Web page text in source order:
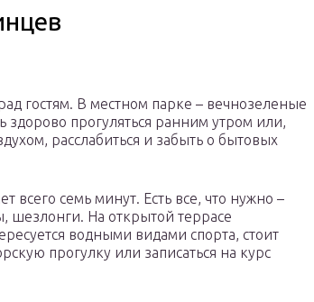
гостям. В местном парке – вечнозеленые
прогуляться ранним утром или,
расслабиться и забыть о бытовых
всего семь минут. Есть все, что нужно –
шезлонги. На открытой террасе
водными видами спорта, стоит
прогулку или записаться на курс